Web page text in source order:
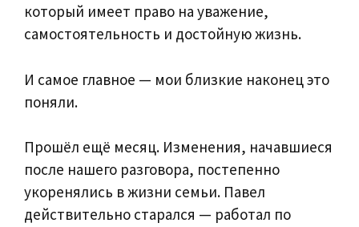
который имеет право на уважение,
самостоятельность и достойную жизнь.
И самое главное — мои близкие наконец это
поняли.
Прошёл ещё месяц. Изменения, начавшиеся
после нашего разговора, постепенно
укоренялись в жизни семьи. Павел
действительно старался — работал по